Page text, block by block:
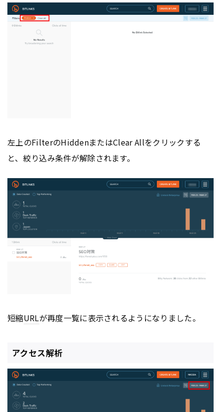
左上のFilterのHiddenまたはClear Allをクリックする
と、絞り込み条件が解除されます。
短縮URLが再度一覧に表示されるようになりました。
アクセス解析